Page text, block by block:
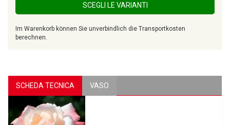
SCEGLI LE VARIANTI
Im Warenkorb können Sie unverbindlich die Transportkosten
berechnen.
SCHEDA TECNICA VASO